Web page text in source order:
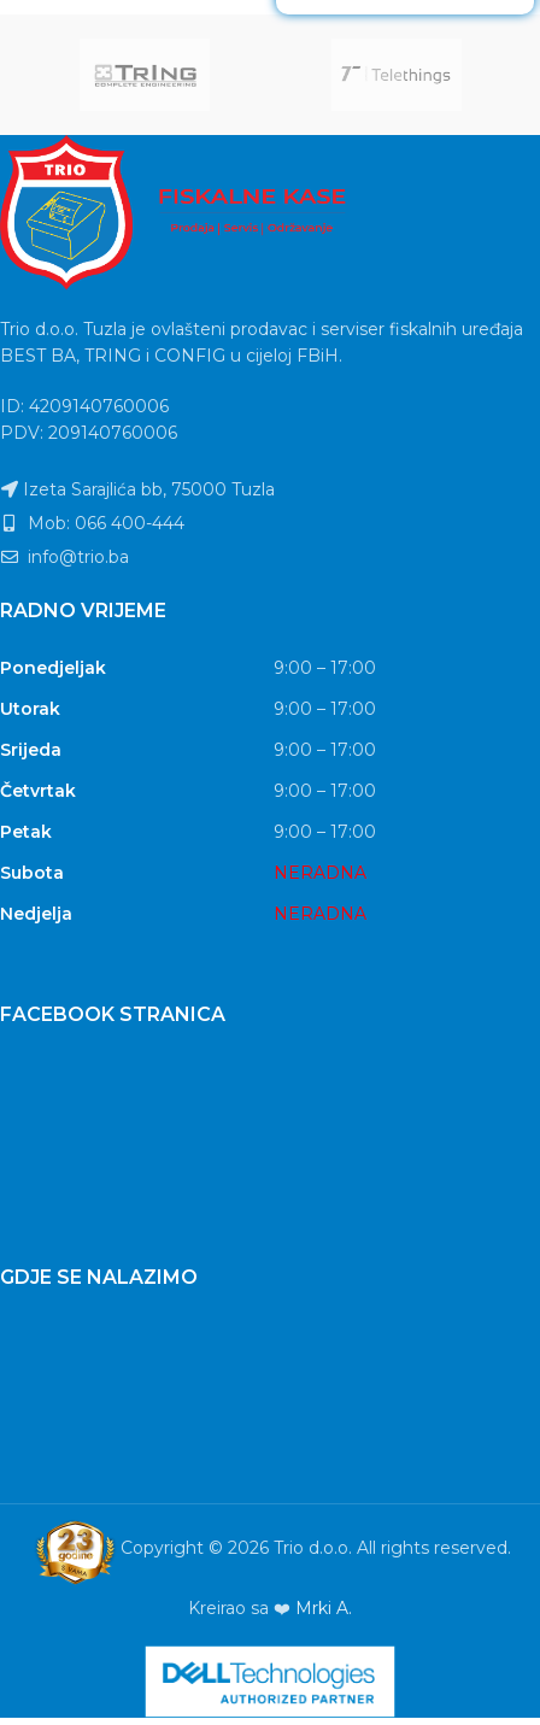
at 2.4GHz, USB
Trio d.o.o. Tuzla je ovlašteni prodavac i serviser fiskalnih uređaja
BEST BA, TRING i CONFIG u cijeloj FBiH.
ID: 4209140760006
PDV: 209140760006
Izeta Sarajlića bb, 75000 Tuzla
Mob: 066 400-444
info@trio.ba
RADNO VRIJEME
Ponedjeljak
9:00 – 17:00
Utorak
9:00 – 17:00
Srijeda
9:00 – 17:00
Četvrtak
9:00 – 17:00
Petak
9:00 – 17:00
Subota
NERADNA
Nedjelja
NERADNA
FACEBOOK STRANICA
GDJE SE NALAZIMO
Copyright © 2026 Trio d.o.o. All rights reserved.
Kreirao sa ❤️ Mrki A.